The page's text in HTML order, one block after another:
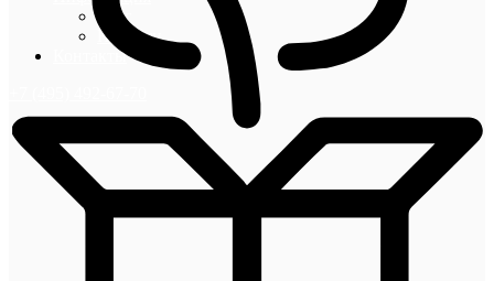
Блог
Новости
Контакты